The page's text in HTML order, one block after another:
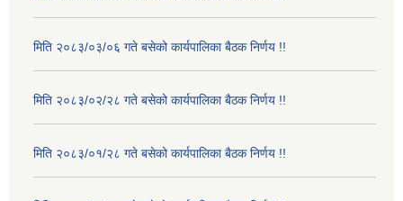
मिति २०८३/०३/०६ गते बसेको कार्यपालिका बैठक निर्णय !!
मिति २०८३/०२/२८ गते बसेको कार्यपालिका बैठक निर्णय !!
मिति २०८३/०१/२८ गते बसेको कार्यपालिका बैठक निर्णय !!